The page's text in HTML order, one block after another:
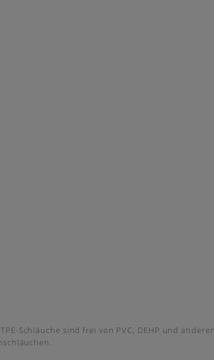
TPE-Schläuche sind frei von PVC, DEHP und